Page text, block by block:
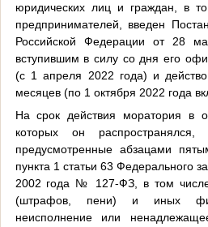
юридических лиц и граждан, в
предпринимателей, введен
Российской Федерации от 28
вступившим в силу со дня его
(с 1 апреля 2022 года) и
месяцев (по 1 октября 2022 года
На срок действия моратория в
которых он распространялся,
предусмотренные абзацами
пункта 1 статьи 63 Федерального
2002 года № 127-ФЗ, в том
(штрафов, пени) и иных
неисполнение или